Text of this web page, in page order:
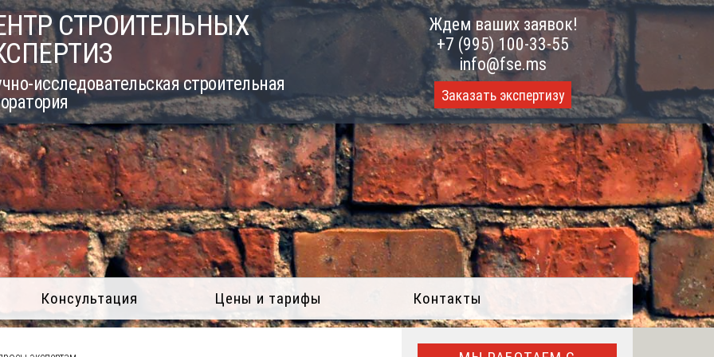
СТРОИТЕЛЬНЫХ
исследовательская строительная
Ждем ваших заявок!
+7 (995) 100-33-55
info@fse.ms
Заказать экспертизу
Консультация Цены и тарифы Контакты